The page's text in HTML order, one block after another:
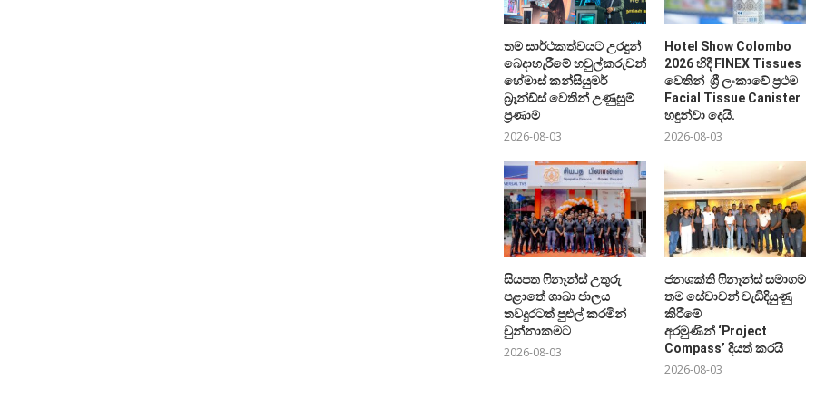
තම සාර්ථකත්වයට උරදුන්
බෙදාහැරීමේ හවුල්කරුවන්ට
හේමාස් කන්සියුමර්
බ්‍රෑන්ඩ්ස් වෙතින් උණුසුම්
ප්‍රණාම
2026-08-03
Hotel Show Colombo
2026 හිදී FINEX Tissues
වෙතින් ශ්‍රී ලංකාවේ ප්‍රථම
Facial Tissue Canister
හඳුන්වා දෙයි.
2026-08-03
සියපත ෆිනෑන්ස් උතුරු
පළාතේ ශාඛා ජාලය
තවදුරටත් පුළුල් කරමින්
චුන්නාකමට
2026-08-03
ජනශක්ති ෆිනෑන්ස් සමාගම
තම සේවාවන් වැඩිදියුණු
කිරීමේ
අරමුණින් ‘Project
Compass’ දියත් කරයි
2026-08-03